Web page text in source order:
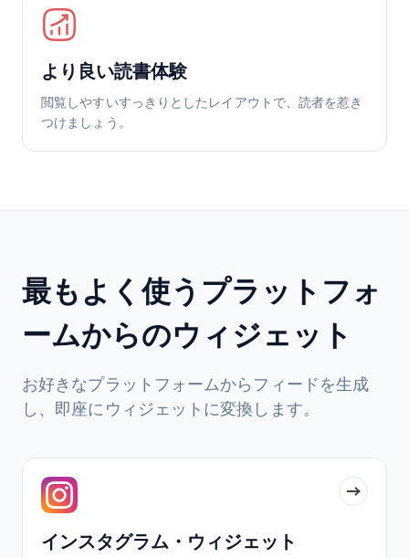
より良い読書体験
閲覧しやすいすっきりとしたレイアウトで、読者を惹き
つけましょう。
最もよく使うプラットフォ
ームからのウィジェット
お好きなプラットフォームからフィードを生成
し、即座にウィジェットに変換します。
インスタグラム・ウィジェット